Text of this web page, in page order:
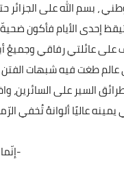
، بسم الله على
إحدى الأيام فأكون
على عائلتي رفاقي
طغت فيه شبهات الفتن
السير على السائرين،
عاليًا ألوانهُ تُخفي
-